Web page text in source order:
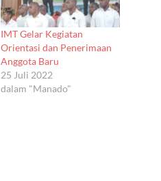
IMT Gelar Kegiatan
Orientasi dan Penerimaan
Anggota Baru
25 Juli 2022
dalam "Manado"